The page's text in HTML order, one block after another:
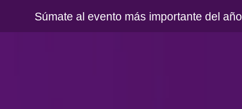
Súmate al evento más importante del año